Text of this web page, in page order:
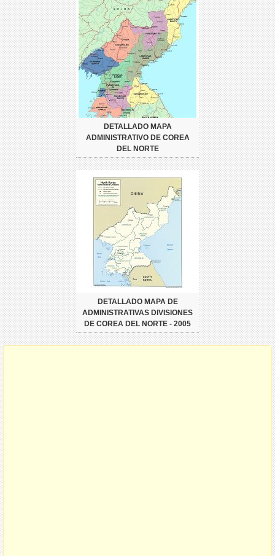
DETALLADO MAPA
ADMINISTRATIVO DE COREA
DEL NORTE
DETALLADO MAPA DE
ADMINISTRATIVAS DIVISIONES
DE COREA DEL NORTE - 2005